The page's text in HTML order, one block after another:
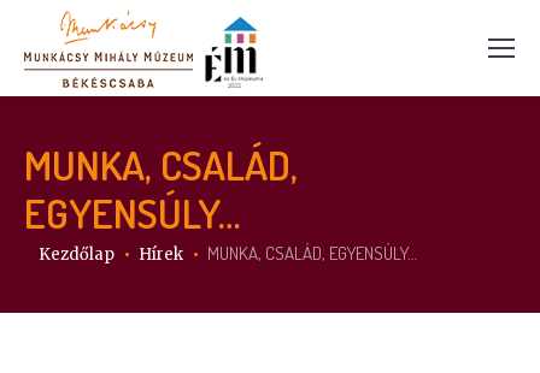
MUNKA, CSALÁD,
EGYENSÚLY…
Itt vagy:
Kezdőlap Hírek MUNKA, CSALÁD, EGYENSÚLY…